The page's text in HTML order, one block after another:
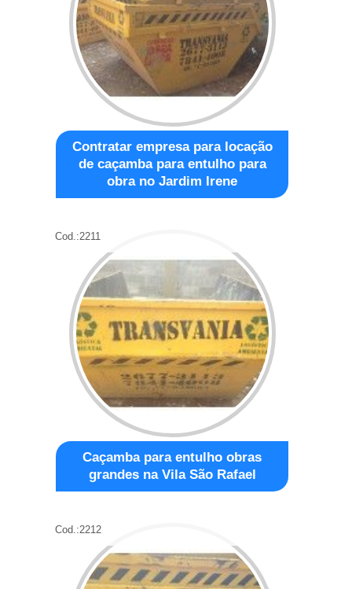
Contratar empresa para locação
de caçamba para entulho para
obra no Jardim Irene
Cod.:2211
Caçamba para entulho obras
grandes na Vila São Rafael
Cod.:2212